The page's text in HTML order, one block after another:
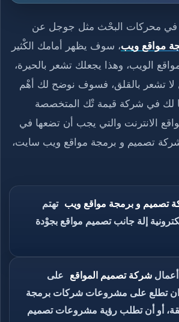
في محركات البحْث مثل جوجل عن
مواقع ويب، سوف يظهر أمامك الكْثير
الويب، وهذا يجعلك تشعر بالحيرة،
لا تشعر بالقلق، فسوف نوضح لك أهْم
لك في شركة قيمة تْك المتخصصة
الانترنت والتي يجب أن تضعها في
شركة تصميم و برمجة مواقع ويب سايت،
تصميم و برمجة مواقع ويب تهتم
إلة جانب تصميم مواقع بجوْدة
شركة تصميم المواقع
على
ان تطلع على مشروعات شركات برمجة
أو أن تطلب رؤية مشروعات تصميم